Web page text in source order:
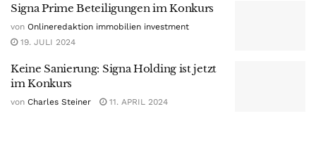
Signa Prime Beteiligungen im Konkurs
von Onlineredaktion immobilien investment
19. JULI 2024
Keine Sanierung: Signa Holding ist jetzt
im Konkurs
von Charles Steiner 11. APRIL 2024